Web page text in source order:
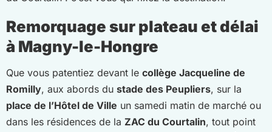
Remorquage sur plateau et délai
à Magny-le-Hongre
Que vous patentiez devant le collège Jacqueline de
Romilly, aux abords du stade des Peupliers, sur la
place de l’Hôtel de Ville un samedi matin de marché ou
dans les résidences de la ZAC du Courtalin, tout point